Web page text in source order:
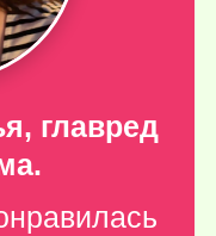
главред